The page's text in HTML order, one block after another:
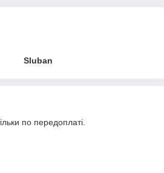
Sluban
по передоплаті.